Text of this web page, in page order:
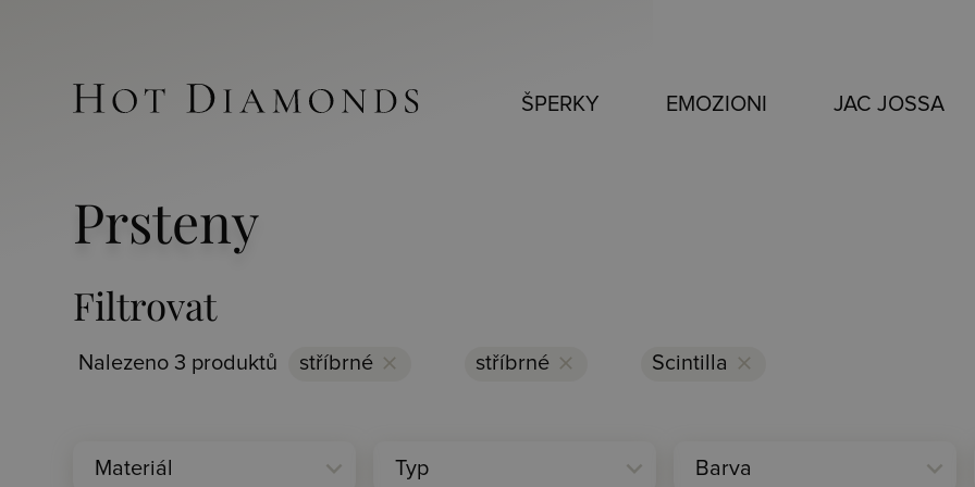
ŠPERKY EMOZIONI JAC JOSSA
Prsteny
Filtrovat
Nalezeno 3 produktů stříbrné clear stříbrné clear Scintilla clear
expand_more
Materiál expand_more
Typ expand_more
Barva